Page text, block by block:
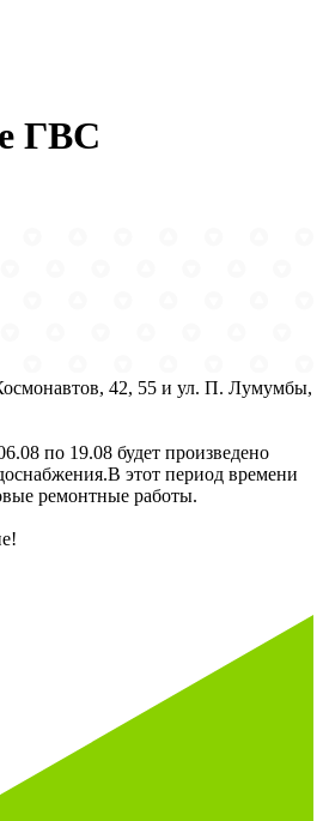
ГВС
42, 55 и ул. П. Лумумбы,
по 19.08 будет произведено
этот период времени
ремонтные работы.